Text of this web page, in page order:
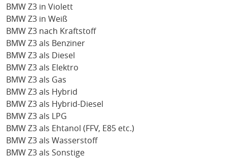
BMW Z3 in Violett
BMW Z3 in Weiß
BMW Z3 nach Kraftstoff
BMW Z3 als Benziner
BMW Z3 als Diesel
BMW Z3 als Elektro
BMW Z3 als Gas
BMW Z3 als Hybrid
BMW Z3 als Hybrid-Diesel
BMW Z3 als LPG
BMW Z3 als Ehtanol (FFV, E85 etc.)
BMW Z3 als Wasserstoff
BMW Z3 als Sonstige